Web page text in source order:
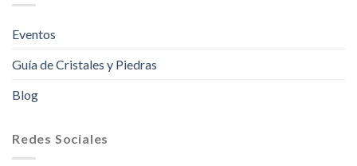
Eventos
Guía de Cristales y Piedras
Blog
Redes Sociales